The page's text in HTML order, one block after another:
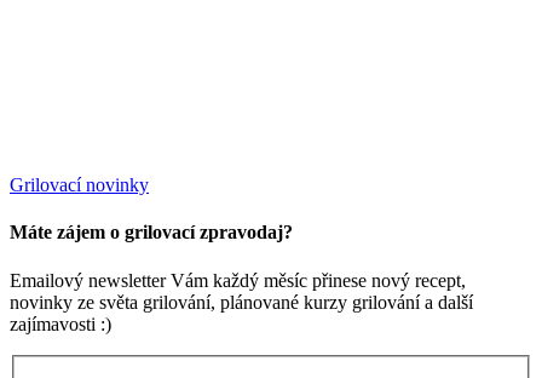
Grilovací novinky
Máte zájem o grilovací zpravodaj?
Emailový newsletter Vám každý měsíc přinese nový recept,
novinky ze světa grilování, plánované kurzy grilování a další
zajímavosti :)